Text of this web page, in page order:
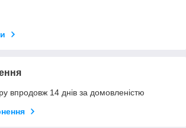
впродовж 14 днів за домовленістю